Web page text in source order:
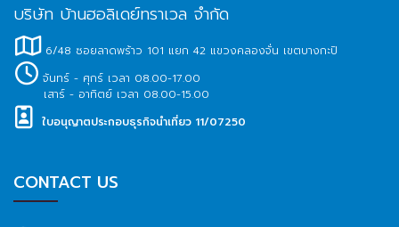
บริษัท บ้านฮอลิเดย์ทราเวล จำกัด
6/48 ซอยลาดพร้าว 101 แยก 42 แขวงคลองจั่น เขตบางกะปิ
จันทร์ - ศุกร์ เวลา 08.00-17.00
เสาร์ - อาทิตย์ เวลา 08.00-15.00
ใบอนุญาตประกอบธุรกิจนำเที่ยว 11/07250
CONTACT US